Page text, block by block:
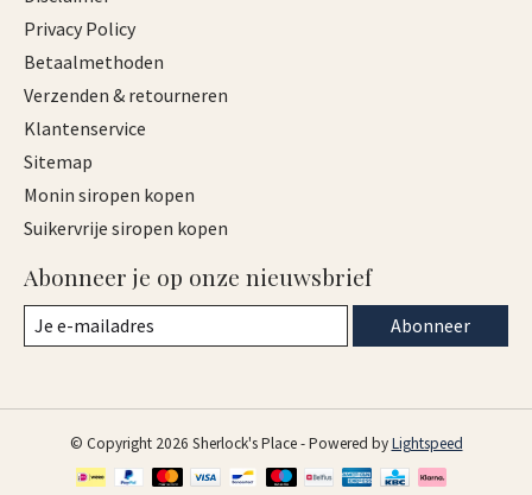
Privacy Policy
Betaalmethoden
Verzenden & retourneren
Klantenservice
Sitemap
Monin siropen kopen
Suikervrije siropen kopen
Abonneer je op onze nieuwsbrief
Abonneer
© Copyright 2026 Sherlock's Place - Powered byLightspeed